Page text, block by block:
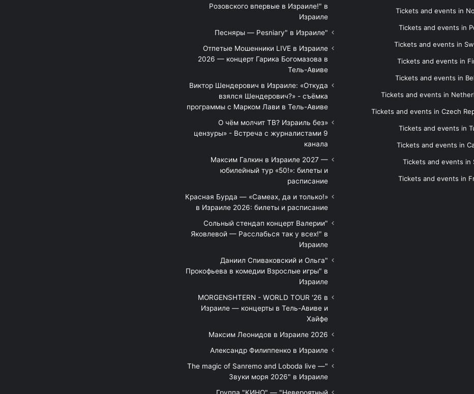
Tickets and events in
Tickets and events in
Tickets and events in
Tickets and events in
Tickets and events in
Tickets and events in
Tickets and events in Czech
Tickets and events in
Tickets and events in
Tickets and events in
Tickets and events in
Розовского впервые в Израиле!" в
Израиле
"Песняры — Pesniary" в Израиле
Отпетые Мошенники LIVE в Израиле
2026 — концерт Гарика Богомазова в
Тель-Авиве
Виктор Шендерович в Израиле: «Откуда
взялся Шендерович?» - съёмка
программы с Марком Лави в Тель-Авиве
«О чём молчит ТВ? Израиль без
цензуры» - Встреча с журналистами 9
канала
Максим Галкин в Израиле 2027 —
юбилейный тур «50!»: билеты и
расписание
Красная Бурда — «Самеах, да и только!»
в Израиле 2026: билеты и расписание
"Сольный стендап концерт Валерии
Яковлевой — Расслабься так у всех!" в
Израиле
"Даниил Спиваковский и Ольга
Прокофьева в комедии Взрослые игры" в
Израиле
MORGENSHTERN - WORLD TOUR '26 в
Израиле — концерты в Тель-Авиве и
Хайфе
Максим Леонидов в Израиле 2026
Александр Филиппенко в Израиле
"The magic of Sanremo and Loboda live —
Звуки моря 2026" в Израиле
Группа "КИНО" — "Невероятный